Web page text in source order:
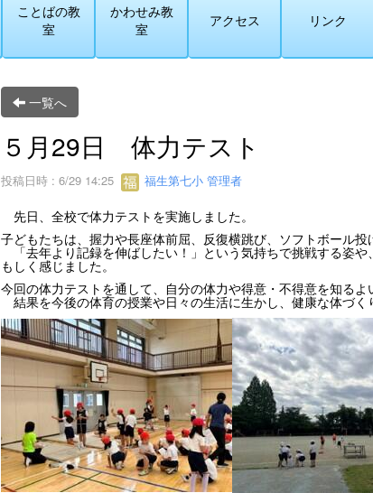
ことばの教
室
かわせみ教
室
アクセス リンク
一覧へ
５月29日 体力テスト
投稿日時 : 6/29 14:25 福生第七小 管理者
先日、全校で体力テストを実施しました。
子どもたちは、握力や長座体前屈、反復横跳び、ソフトボール投
「去年より記録を伸ばしたい！」という気持ちで挑戦する姿
もしく感じました。
今回の体力テストを通して、自分の体力や得意・不得意を知るよ
結果を今後の体育の授業や日々の生活に生かし、健康な体づく